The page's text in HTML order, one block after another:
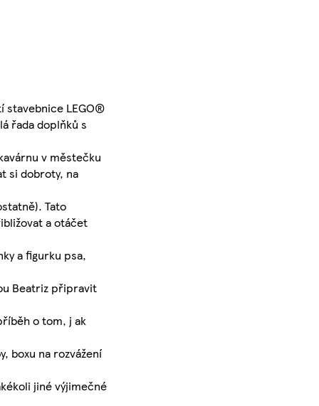
stavebnice LEGO®
řada doplňků s
v městečku
si dobroty, na
Tato
a otáčet
a figurku psa,
Beatriz připravit
o tom, j ak
boxu na rozvážení
jiné výjimečné